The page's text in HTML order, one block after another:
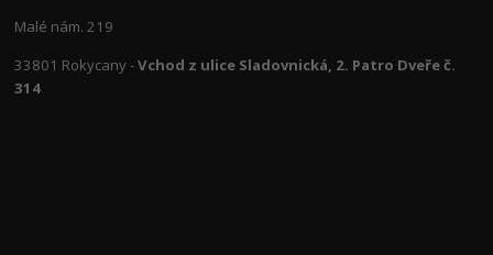
Malé nám. 219
33801 Rokycany -Vchod z ulice Sladovnická, 2. Patro Dveře č.
314